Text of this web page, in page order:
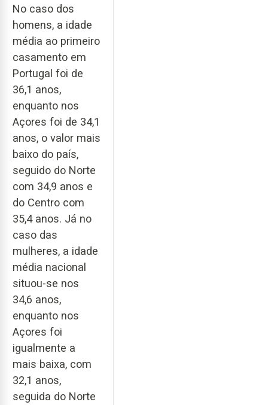
No caso dos
homens, a idade
média ao primeiro
casamento em
Portugal foi de
36,1 anos,
enquanto nos
Açores foi de 34,1
anos, o valor mais
baixo do país,
seguido do Norte
com 34,9 anos e
do Centro com
35,4 anos. Já no
caso das
mulheres, a idade
média nacional
situou-se nos
34,6 anos,
enquanto nos
Açores foi
igualmente a
mais baixa, com
32,1 anos,
seguida do Norte